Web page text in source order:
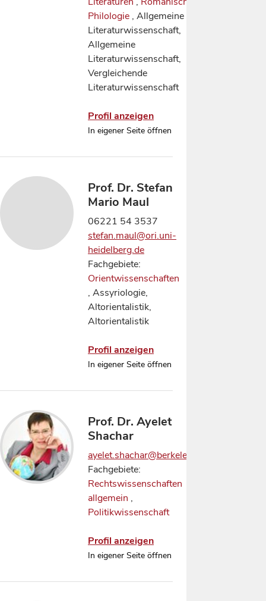
Philologie , Allgemeine
Literaturwissenschaft,
Allgemeine
Literaturwissenschaft,
Vergleichende
Literaturwissenschaft
Profil anzeigen
In eigener Seite öffnen
Prof. Dr. Stefan
Mario Maul
06221 54 3537
stefan.maul@ori.uni-
heidelberg.de
Fachgebiete:
Orientwissenschaften
, Assyriologie,
Altorientalistik,
Altorientalistik
Profil anzeigen
In eigener Seite öffnen
Prof. Dr. Ayelet
Shachar
ayelet.shachar@berkeley.edu
Fachgebiete:
Rechtswissenschaften
allgemein ,
Politikwissenschaft
Profil anzeigen
In eigener Seite öffnen